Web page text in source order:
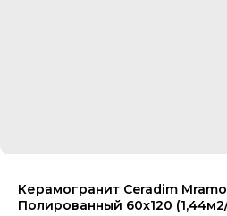
Керамогранит Ceradim
Полированный 60x120